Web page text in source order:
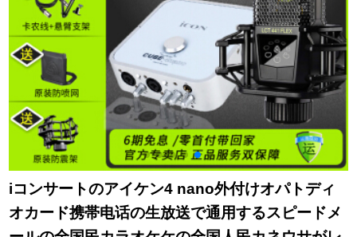
iコンサートのアイケン4 nano外付けオパトディ
オカード携帯电话の生放送で通用するスピードメ